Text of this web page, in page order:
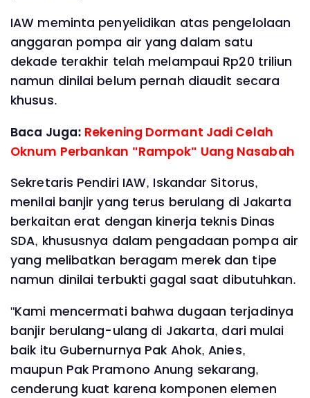
IAW meminta penyelidikan atas pengelolaan
anggaran pompa air yang dalam satu
dekade terakhir telah melampaui Rp20 triliun
namun dinilai belum pernah diaudit secara
khusus.
Baca Juga: Rekening Dormant Jadi Celah
Oknum Perbankan "Rampok" Uang Nasabah
Sekretaris Pendiri IAW, Iskandar Sitorus,
menilai banjir yang terus berulang di Jakarta
berkaitan erat dengan kinerja teknis Dinas
SDA, khususnya dalam pengadaan pompa air
yang melibatkan beragam merek dan tipe
namun dinilai terbukti gagal saat dibutuhkan.
"Kami mencermati bahwa dugaan terjadinya
banjir berulang-ulang di Jakarta, dari mulai
baik itu Gubernurnya Pak Ahok, Anies,
maupun Pak Pramono Anung sekarang,
cenderung kuat karena komponen elemen